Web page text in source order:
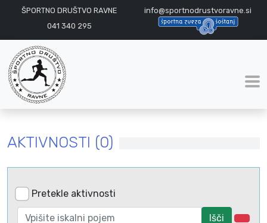
ŠPORTNO DRUŠTVO RAVNE
info@sportnodrustvoravne.si
041 340 295
AKTIVNOSTI (0)
Pretekle aktivnosti
Išči